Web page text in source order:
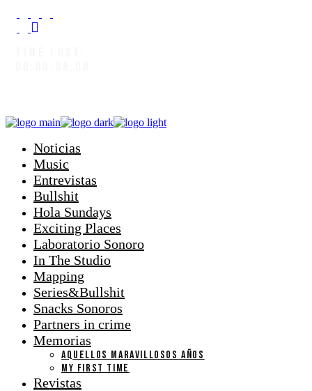
Noticias
Music
Entrevistas
Bullshit
Hola Sundays
Exciting Places
Laboratorio Sonoro
In The Studio
Mapping
Series&Bullshit
Snacks Sonoros
Partners in crime
Memorias
AQUELLOS MARAVILLOSOS AÑOS
MY FIRST TIME
Revistas